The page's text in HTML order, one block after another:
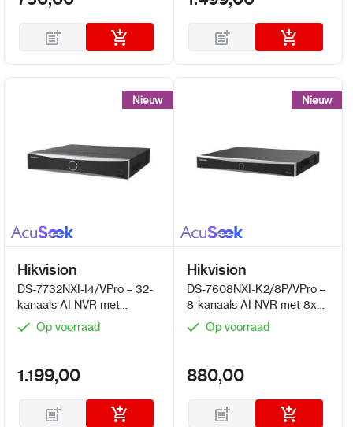
Nieuw
Nieuw
Hikvision
DS-7732NXI-I4/VPro – 32-
kanaals AI NVR met
AcuSeek en Guanlan AI
Op voorraad
1.199,00
Nieuw
Nieuw
Hikvision
DS-7608NXI-K2/8P/VPro –
8-kanaals AI NVR met 8x
PoE en AcuSeek en
Guanlan AI
Op voorraad
880,00